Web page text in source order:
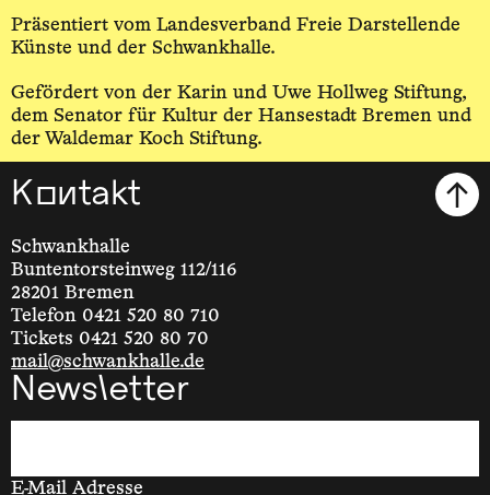
Präsentiert vom Landesverband Freie Darstellende
Künste und der Schwankhalle.
Gefördert von der Karin und Uwe Hollweg Stiftung,
dem Senator für Kultur der Hansestadt Bremen und
der Waldemar Koch Stiftung.
Kontakt
Schwankhalle
Buntentorsteinweg 112/116
28201 Bremen
Telefon 0421 520 80 710
Tickets 0421 520 80 70
mail@schwankhalle.de
Newsletter
E-Mail Adresse